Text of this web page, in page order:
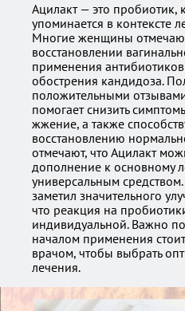
Ацилакт — это пробиотик,
упоминается в контексте
Многие женщины
восстановлении
применения
обострения кандидоза.
положительными
помогает снизить
жжение, а также
восстановлению
отмечают, что Ацилакт
дополнение к основному
универсальным
заметил значительного
что реакция на
индивидуальной. Важно
началом применения
врачом, чтобы выбрать
лечения.